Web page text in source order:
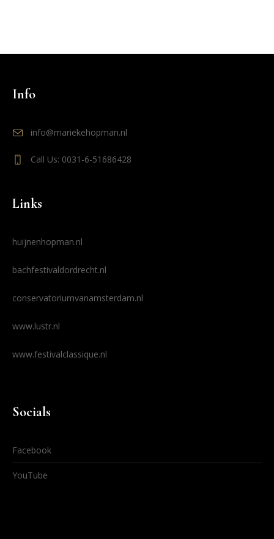
Info
info@mariekehopman.nl
Call Us: 0031-6-51686428
Links
huijnenhopman.nl
bachfestivaldordrecht.nl
conservatoriumvanamsterdam.nl
www.lustr.nl
www.festivalclassique.nl
Socials
Facebook
YouTube